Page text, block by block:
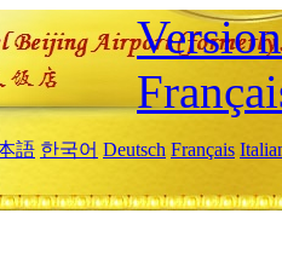
語 한국어 Deutsch Français